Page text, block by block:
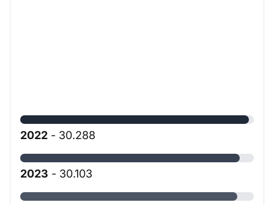
2022 - 30.288
2023 - 30.103